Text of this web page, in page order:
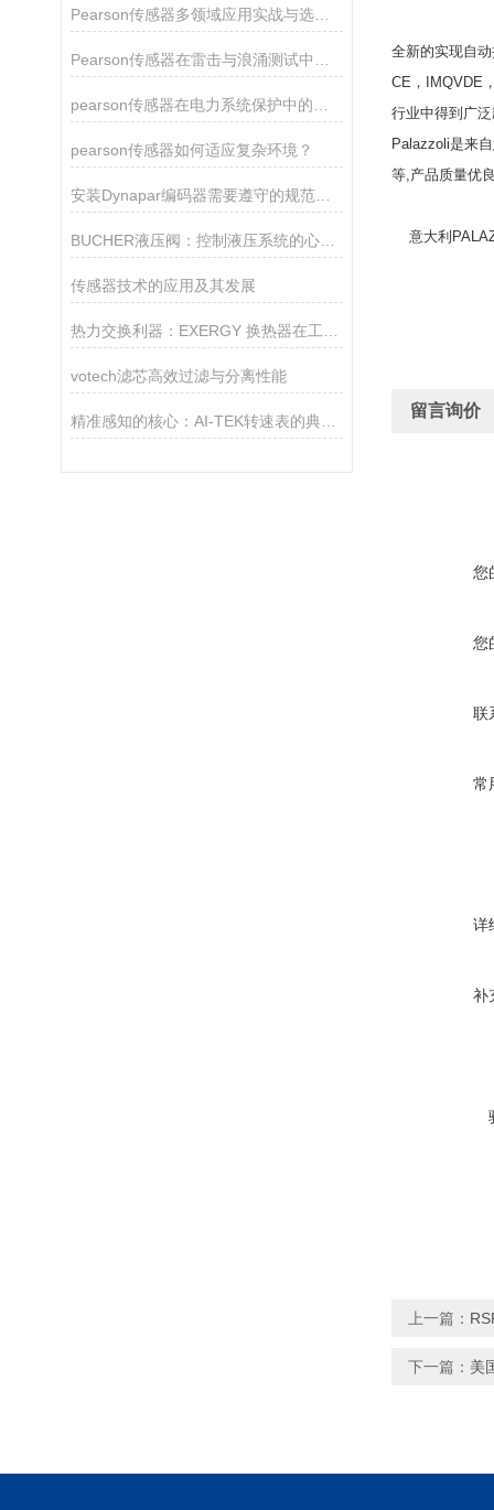
Pearson传感器多领域应用实战与选型指南
pearson传感器如何适应复杂环境？
安装Dynapar编码器需要遵守的规范如下
BUCHER液压阀：控制液压系统的心脏！
传感器技术的应用及其发展
votech滤芯高效过滤与分离性能
全新的实现自
CE，IMQVDE
行业中得到广
Palazzoli是来
等,产品质量优
意大利
留言询价
您
您
联
常
详
补
上一篇：
下一篇： 美